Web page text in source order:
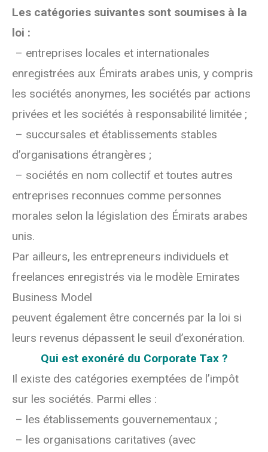
Les catégories suivantes sont soumises à la
loi :
– entreprises locales et internationales
enregistrées aux Émirats arabes unis, y compris
les sociétés anonymes, les sociétés par actions
privées et les sociétés à responsabilité limitée ;
– succursales et établissements stables
d’organisations étrangères ;
– sociétés en nom collectif et toutes autres
entreprises reconnues comme personnes
morales selon la législation des Émirats arabes
unis.
Par ailleurs, les entrepreneurs individuels et
freelances enregistrés via le modèle Emirates
Business Model
peuvent également être concernés par la loi si
leurs revenus dépassent le seuil d’exonération.
Qui est exonéré du Corporate Tax ?
Il existe des catégories exemptées de l’impôt
sur les sociétés. Parmi elles :
– les établissements gouvernementaux ;
– les organisations caritatives (avec